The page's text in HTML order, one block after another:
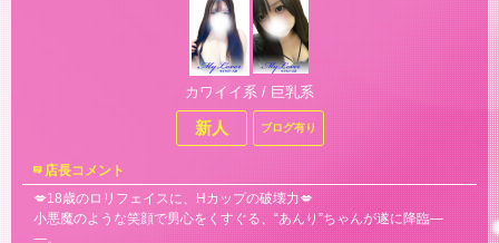
カワイイ系 / 巨乳系
新人 ブログ有り
店長コメント
💋18歳のロリフェイスに、Hカップの破壊力💋
小悪魔のような笑顔で男心をくすぐる、“あんり”ちゃんが遂に降臨―
―。